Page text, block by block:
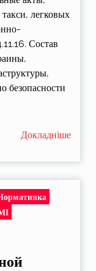
легковых
Состав
безопасности
Докладніше